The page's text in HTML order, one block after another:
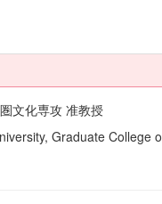
文化専攻 准教授
Graduate College